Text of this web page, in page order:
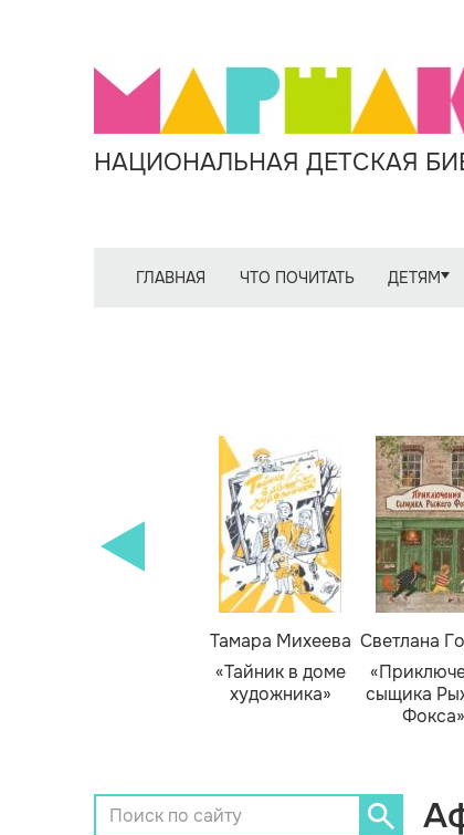
НАЦИОНАЛЬНАЯ ДЕТСКАЯ
ГЛАВНАЯ ЧТО ПОЧИТАТЬ ДЕТЯМ
Тамара Михеева
«Тайник в доме
художника»
Светлана
сыщика
Фокса»